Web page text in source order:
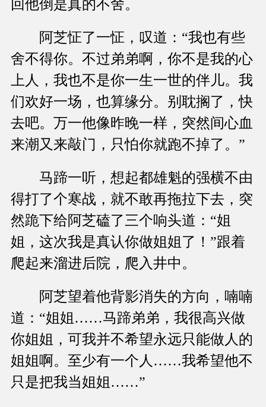
回他倒是真的不舍。
阿芝怔了一怔，叹道：“我也有些
舍不得你。不过弟弟啊，你不是我的心
上人，我也不是你一生一世的伴儿。我
们欢好一场，也算缘分。别耽搁了，快
去吧。万一他像昨晚一样，突然间心血
来潮又来敲门，只怕你就跑不掉了。”
马蹄一听，想起都雄魁的强横不由
得打了个寒战，就不敢再拖拉下去，突
然跪下给阿芝磕了三个响头道：“姐
姐，这次我是真认你做姐姐了！”跟着
爬起来溜进后院，爬入井中。
阿芝望着他背影消失的方向，喃喃
道：“姐姐……马蹄弟弟，我很高兴做
你姐姐，可我并不希望永远只能做人的
姐姐啊。至少有一个人……我希望他不
只是把我当姐姐……”